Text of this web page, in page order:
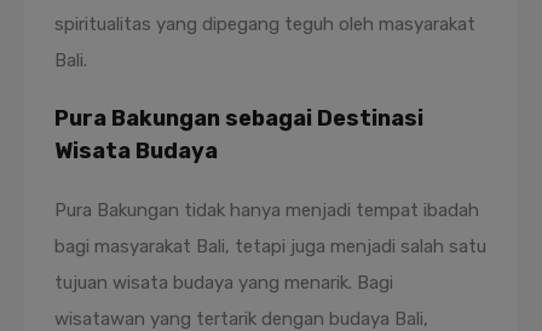
spiritualitas yang dipegang teguh oleh masyarakat
Bali.
Pura Bakungan sebagai Destinasi
Wisata Budaya
Pura Bakungan tidak hanya menjadi tempat ibadah
bagi masyarakat Bali, tetapi juga menjadi salah satu
tujuan wisata budaya yang menarik. Bagi
wisatawan yang tertarik dengan budaya Bali,